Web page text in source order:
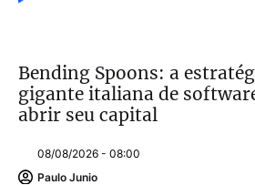
Bending Spoons: a
gigante italiana de
abrir seu capital
08/08/2026 - 08:00
Paulo Junio